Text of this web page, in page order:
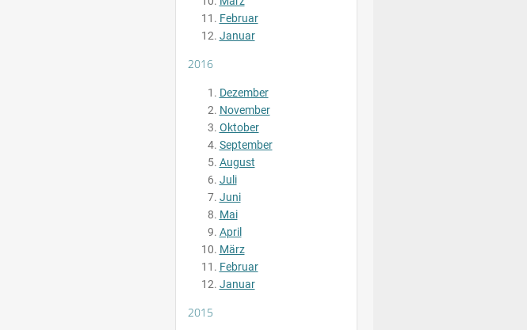
Februar
Januar
2016
Dezember
November
Oktober
September
August
Juli
Juni
Mai
April
März
Februar
Januar
2015